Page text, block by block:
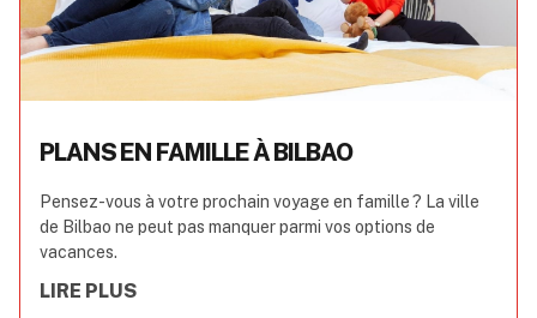
PLANS EN FAMILLE À BILBAO
Pensez-vous à votre prochain voyage en famille ? La ville
de Bilbao ne peut pas manquer parmi vos options de
vacances.
LIRE PLUS